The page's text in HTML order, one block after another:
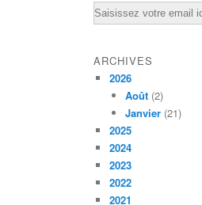
Email
ARCHIVES
2026
Août (2)
Janvier (21)
2025
2024
2023
2022
2021